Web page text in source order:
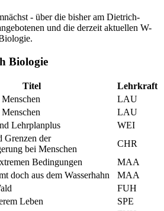
- über die bisher am Dietrich-
und die derzeit aktuellen W-
Biologie
Titel
Lehrkraft
LAU
LAU
Lehrplanplus
WEI
Grenzen der
bei Menschen
CHR
Bedingungen
MAA
doch aus dem Wasserhahn
MAA
FUH
Leben
SPE